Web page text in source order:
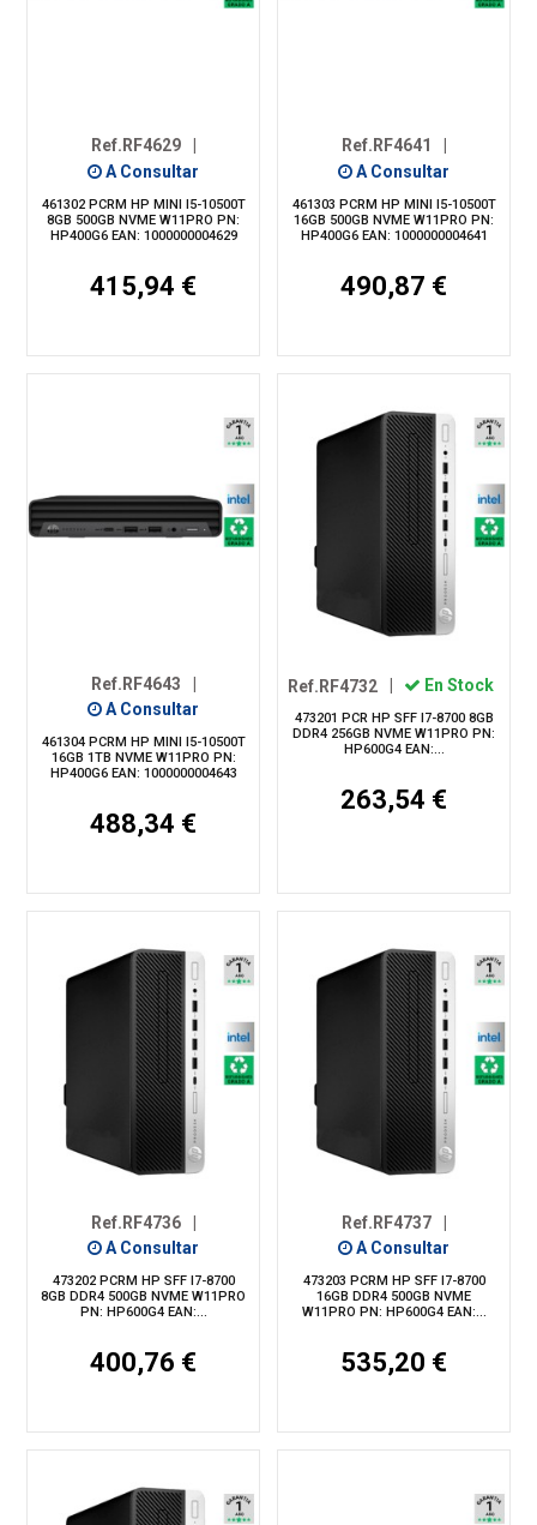
Ref.RF4629
A Consultar
461302 PCRM HP MINI I5-10500T
8GB 500GB NVME W11PRO PN:
HP400G6 EAN: 1000000004629
415,94 €
Ref.RF4641
A Consultar
461303 PCRM HP MINI I5-10500T
16GB 500GB NVME W11PRO PN:
HP400G6 EAN: 1000000004641
490,87 €
Ref.RF4643
A Consultar
461304 PCRM HP MINI I5-10500T
16GB 1TB NVME W11PRO PN:
HP400G6 EAN: 1000000004643
488,34 €
Ref.RF4732 En Stock
473201 PCR HP SFF I7-8700 8GB
DDR4 256GB NVME W11PRO PN:
HP600G4 EAN:...
263,54 €
Ref.RF4736
A Consultar
473202 PCRM HP SFF I7-8700
8GB DDR4 500GB NVME W11PRO
PN: HP600G4 EAN:...
400,76 €
Ref.RF4737
A Consultar
473203 PCRM HP SFF I7-8700
16GB DDR4 500GB NVME
W11PRO PN: HP600G4 EAN:...
535,20 €